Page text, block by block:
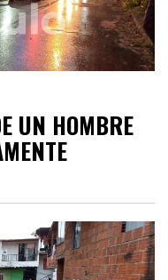
UN HOMBRE